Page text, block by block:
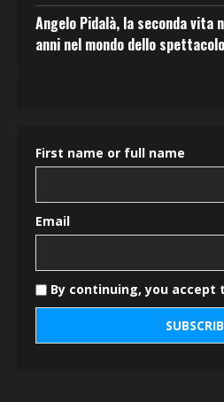
Angelo Pidalà, la seconda vita
anni nel mondo dello spettacolo
First name or full name
Email
By continuing, you accept